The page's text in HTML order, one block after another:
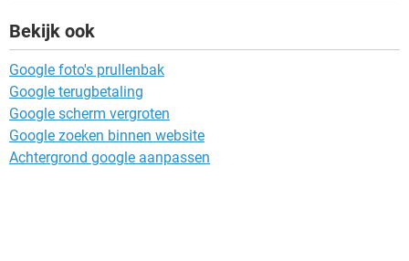
Bekijk ook
Google foto's prullenbak
Google terugbetaling
Google scherm vergroten
Google zoeken binnen website
Achtergrond google aanpassen